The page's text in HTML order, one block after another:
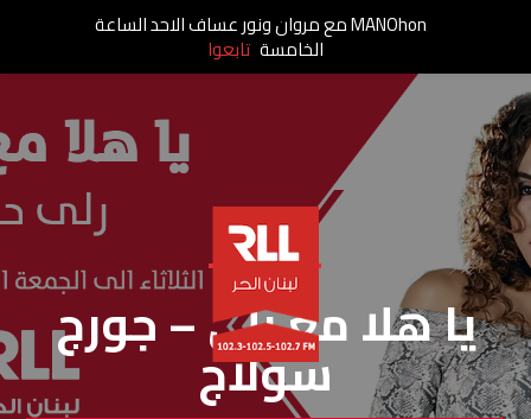
يا هلا مع رولا
يا هلا مع رلى – جورج
سولاج
MANOhon مع مروان ونور عساف الاحد الساعة
الخامسة تابعوا